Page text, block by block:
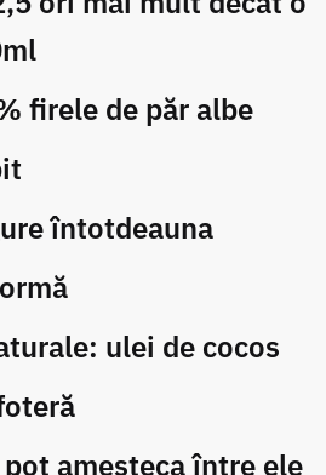
firele de păr albe
întotdeauna
ulei de cocos
amesteca între ele